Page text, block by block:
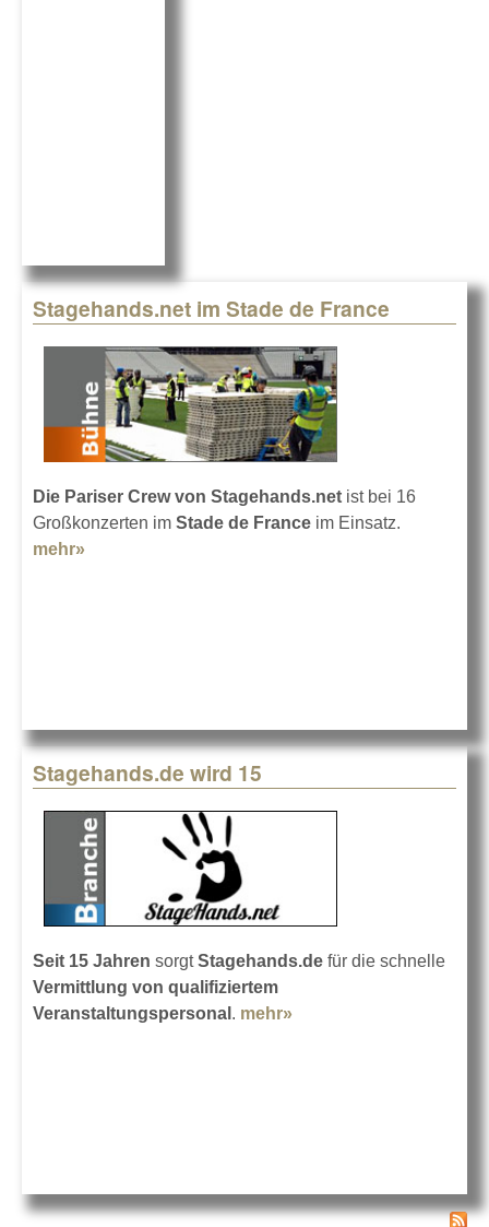
Stagehands.net im Stade de France
Die Pariser Crew von Stagehands.net ist bei 16
Großkonzerten im Stade de France im Einsatz.
mehr»
Stagehands.de wird 15
Seit 15 Jahren sorgtStagehands.de für die schnelle
Vermittlung von qualifiziertem
Veranstaltungspersonal . mehr»